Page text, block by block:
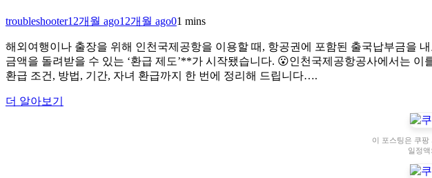
troubleshooter12개월 ago12개월 ago01 mins
해외여행이나 출장을 위해 인천국제공항을 이용할 때, 항공권에 포함된 출국납부금을
금액을 돌려받을 수 있는 ‘환급 제도’**가 시작됐습니다. 😮인천국제공항공사에서는
환급 조건, 방법, 기간, 자녀 환급까지 한 번에 정리해 드립니다….
더 알아보기
이 포스팅은 쿠팡
일정